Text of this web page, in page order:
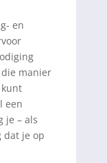
en
manier
een
je – als
dat je op